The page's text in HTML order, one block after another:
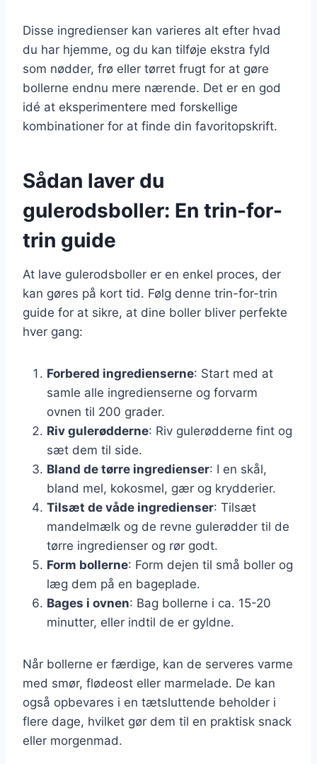
Disse ingredienser kan varieres alt efter hvad
du har hjemme, og du kan tilføje ekstra fyld
som nødder, frø eller tørret frugt for at gøre
bollerne endnu mere nærende. Det er en god
idé at eksperimentere med forskellige
kombinationer for at finde din favoritopskrift.
Sådan laver du
gulerodsboller: En trin-for-
trin guide
At lave gulerodsboller er en enkel proces, der
kan gøres på kort tid. Følg denne trin-for-trin
guide for at sikre, at dine boller bliver perfekte
hver gang:
Forbered ingredienserne: Start med at
samle alle ingredienserne og forvarm
ovnen til 200 grader.
Riv gulerødderne: Riv gulerødderne fint og
sæt dem til side.
Bland de tørre ingredienser: I en skål,
bland mel, kokosmel, gær og krydderier.
Tilsæt de våde ingredienser: Tilsæt
mandelmælk og de revne gulerødder til de
tørre ingredienser og rør godt.
Form bollerne: Form dejen til små boller og
læg dem på en bageplade.
Bages i ovnen: Bag bollerne i ca. 15-20
minutter, eller indtil de er gyldne.
Når bollerne er færdige, kan de serveres varme
med smør, flødeost eller marmelade. De kan
også opbevares i en tætsluttende beholder i
flere dage, hvilket gør dem til en praktisk snack
eller morgenmad.